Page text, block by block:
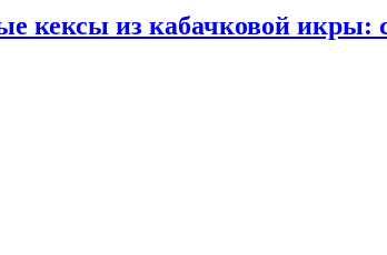
кексы из кабачковой икры: